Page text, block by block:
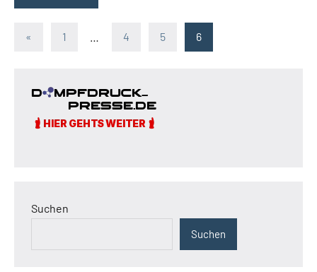
Seitennummerierung
Beiträge
« Vorherige
1 4 5 6
Suchen
Suchen